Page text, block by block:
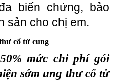
biến chứng, bảo
sản cho chị em.
cổ tử cung
mức chi phí gói
sớm ung thư cổ tử